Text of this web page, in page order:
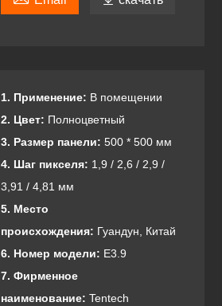
1. Применение: В помещении
2. Цвет: Полноцветный
3. Размер панели: 500 * 500 мм
4. Шаг пикселя: 1,9 / 2,6 / 2,9 /
3,91 / 4,81 мм
5. Место
происхождения: Гуандун, Китай
6. Номер модели: E3.9
7. Фирменное
наименование: Tentech